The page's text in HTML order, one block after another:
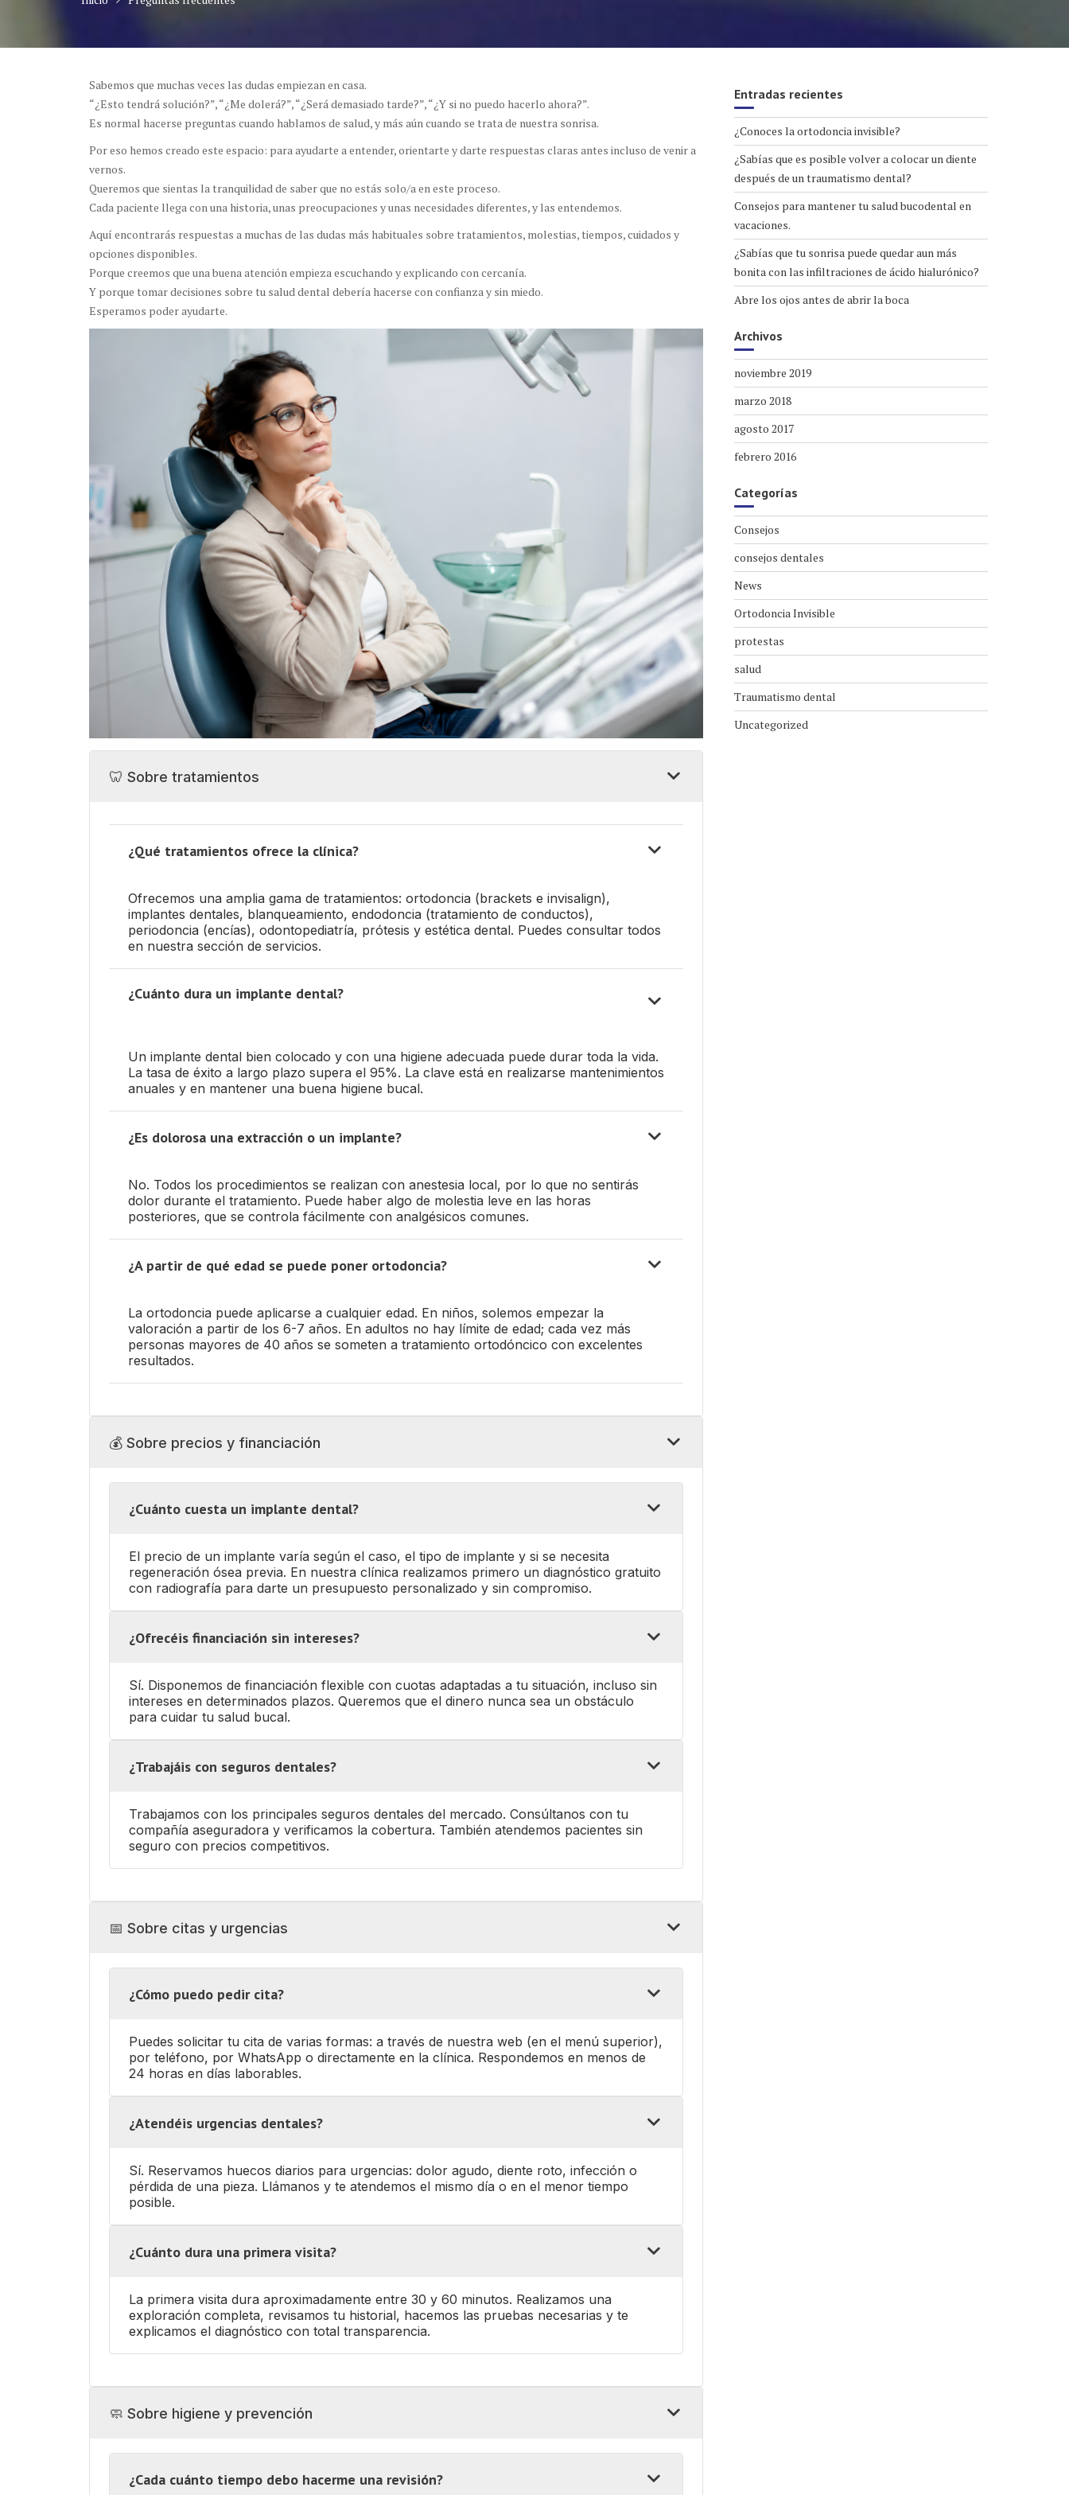
Sabemos que muchas veces las dudas empiezan en casa.
“¿Esto tendrá solución?”, “¿Me dolerá?”, “¿Será demasiado tarde?”, “¿Y si no puedo hacerlo ahora?”.
Es normal hacerse preguntas cuando hablamos de salud, y más aún cuando se trata de nuestra sonrisa.
Por eso hemos creado este espacio: para ayudarte a entender, orientarte y darte respuestas claras antes incluso de venir a
vernos.
Queremos que sientas la tranquilidad de saber que no estás solo/a en este proceso.
Cada paciente llega con una historia, unas preocupaciones y unas necesidades diferentes, y las entendemos.
Aquí encontrarás respuestas a muchas de las dudas más habituales sobre tratamientos, molestias, tiempos, cuidados y
opciones disponibles.
Porque creemos que una buena atención empieza escuchando y explicando con cercanía.
Y porque tomar decisiones sobre tu salud dental debería hacerse con confianza y sin miedo.
Esperamos poder ayudarte.
🦷 Sobre tratamientos
¿Qué tratamientos ofrece la clínica?
Ofrecemos una amplia gama de tratamientos: ortodoncia (brackets e invisalign),
implantes dentales, blanqueamiento, endodoncia (tratamiento de conductos),
periodoncia (encías), odontopediatría, prótesis y estética dental. Puedes consultar todos
en nuestra sección de servicios.
¿Cuánto dura un implante dental?
Un implante dental bien colocado y con una higiene adecuada puede durar toda la vida.
La tasa de éxito a largo plazo supera el 95%. La clave está en realizarse mantenimientos
anuales y en mantener una buena higiene bucal.
¿Es dolorosa una extracción o un implante?
No. Todos los procedimientos se realizan con anestesia local, por lo que no sentirás
dolor durante el tratamiento. Puede haber algo de molestia leve en las horas
posteriores, que se controla fácilmente con analgésicos comunes.
¿A partir de qué edad se puede poner ortodoncia?
La ortodoncia puede aplicarse a cualquier edad. En niños, solemos empezar la
valoración a partir de los 6-7 años. En adultos no hay límite de edad; cada vez más
personas mayores de 40 años se someten a tratamiento ortodóncico con excelentes
resultados.
💰 Sobre precios y financiación
¿Cuánto cuesta un implante dental?
El precio de un implante varía según el caso, el tipo de implante y si se necesita
regeneración ósea previa. En nuestra clínica realizamos primero un diagnóstico gratuito
con radiografía para darte un presupuesto personalizado y sin compromiso.
¿Ofrecéis financiación sin intereses?
Sí. Disponemos de financiación flexible con cuotas adaptadas a tu situación, incluso sin
intereses en determinados plazos. Queremos que el dinero nunca sea un obstáculo
para cuidar tu salud bucal.
¿Trabajáis con seguros dentales?
Trabajamos con los principales seguros dentales del mercado. Consúltanos con tu
compañía aseguradora y verificamos la cobertura. También atendemos pacientes sin
seguro con precios competitivos.
📅 Sobre citas y urgencias
¿Cómo puedo pedir cita?
Puedes solicitar tu cita de varias formas: a través de nuestra web (en el menú superior),
por teléfono, por WhatsApp o directamente en la clínica. Respondemos en menos de
24 horas en días laborables.
¿Atendéis urgencias dentales?
Sí. Reservamos huecos diarios para urgencias: dolor agudo, diente roto, infección o
pérdida de una pieza. Llámanos y te atendemos el mismo día o en el menor tiempo
posible.
¿Cuánto dura una primera visita?
La primera visita dura aproximadamente entre 30 y 60 minutos. Realizamos una
exploración completa, revisamos tu historial, hacemos las pruebas necesarias y te
explicamos el diagnóstico con total transparencia.
🧼 Sobre higiene y prevención
¿Cada cuánto tiempo debo hacerme una revisión?
Entradas recientes
¿Conoces la ortodoncia invisible?
¿Sabías que es posible volver a colocar un diente
después de un traumatismo dental?
Consejos para mantener tu salud bucodental en
vacaciones.
¿Sabías que tu sonrisa puede quedar aun más
bonita con las infiltraciones de ácido hialurónico?
Abre los ojos antes de abrir la boca
Archivos
noviembre 2019
marzo 2018
agosto 2017
febrero 2016
Categorías
Consejos
consejos dentales
News
Ortodoncia Invisible
protestas
salud
Traumatismo dental
Uncategorized